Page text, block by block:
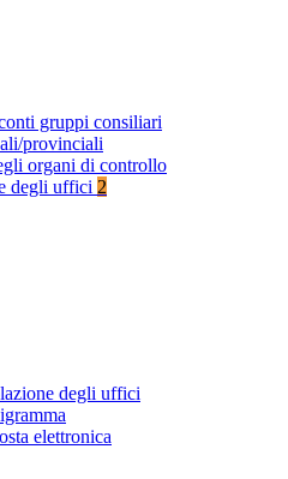
gruppi consiliari
provinciali
organi di controllo
degli uffici 2
degli uffici
elettronica